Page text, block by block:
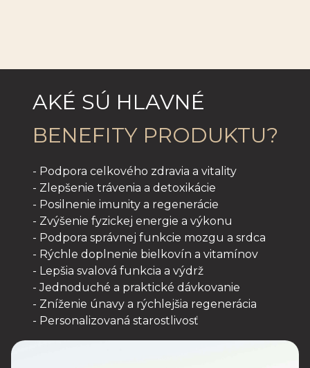
AKÉ SÚ HLAVNÉ
BENEFITY PRODUKTU?
- Podpora celkového zdravia a vitality
- Zlepšenie trávenia a detoxikácie
- Posilnenie imunity a regenerácie
- Zvýšenie fyzickej energie a výkonu
- Podpora správnej funkcie mozgu a srdca
- Rýchle doplnenie bielkovín a vitamínov
- Lepšia svalová funkcia a výdrž
- Jednoduché a praktické dávkovanie
- Zníženie únavy a rýchlejšia regenerácia
- Personalizovaná starostlivosť